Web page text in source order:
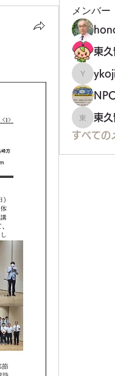
メンバー
ykoji
東久留米
東久
すべての